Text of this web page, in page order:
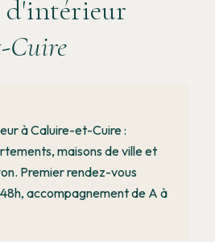
Cuire
à Caluire-et-Cuire :
maisons de ville et
Premier rendez-vous
accompagnement de A à